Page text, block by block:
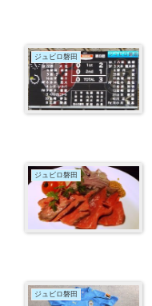
ジュビロ磐田
ジュビロ磐田
ジュビロ磐田